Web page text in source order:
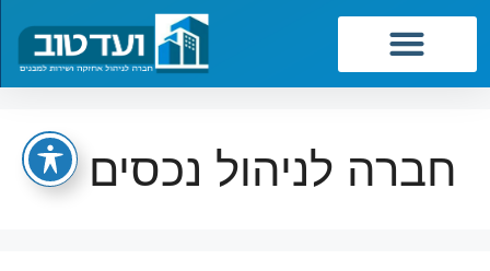
חברה לניהול נכסים